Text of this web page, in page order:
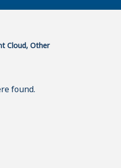
Cloud, Other
found.